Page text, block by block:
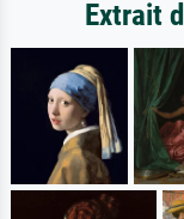
Extrait